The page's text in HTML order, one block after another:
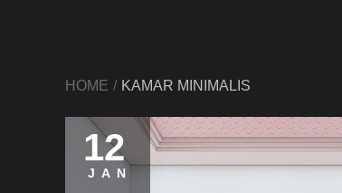
HOME KAMAR MINIMALIS
12
JAN